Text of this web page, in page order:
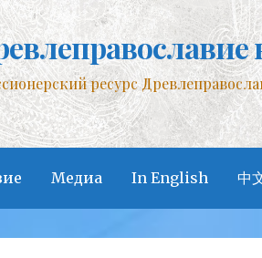
ресурс
Медиа In English 中